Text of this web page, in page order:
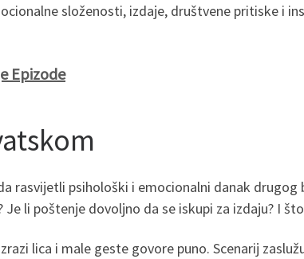
složenosti, izdaje, društvene pritiske i
Epizode
rasvijetli psihološki i emocionalni danak drugog
li poštenje dovoljno da se iskupi za izdaju? I
lica i male geste govore puno. Scenarij